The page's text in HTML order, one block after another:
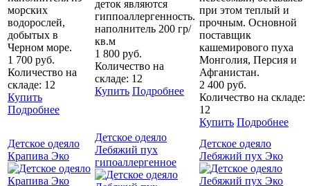
морских
водорослей,
добытых в
Черном море.
1 700 руб.
Количество на
складе: 12
Купить
Подробнее
деток являются
гиппоаллергенность.
наполнитель 200 гр/
кв.м
1 800 руб.
Количество на
складе: 12
Купить Подробнее
при этом теплый и
прочным. Основной
поставщик
кашемирового пуха
Монголия, Персия и
Афганистан.
2 400 руб.
Количество на складе:
12
Купить Подробнее
Детское одеяло
Крапива Эко
Детское одеяло
Лебяжий пух
гипоаллергенное
Детское одеяло
Лебяжий пух Эко